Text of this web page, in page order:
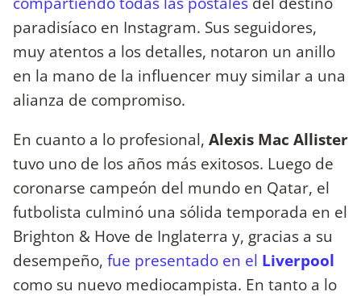
paradisíaco en Instagram. Sus seguidores,
muy atentos a los detalles, notaron un anillo
en la mano de la influencer muy similar a una
alianza de compromiso.
En cuanto a lo profesional, Alexis Mac Allister
tuvo uno de los años más exitosos. Luego de
coronarse campeón del mundo en Qatar, el
futbolista culminó una sólida temporada en el
Brighton & Hove de Inglaterra y, gracias a su
desempeño, fue presentado en el Liverpool
como su nuevo mediocampista. En tanto a lo